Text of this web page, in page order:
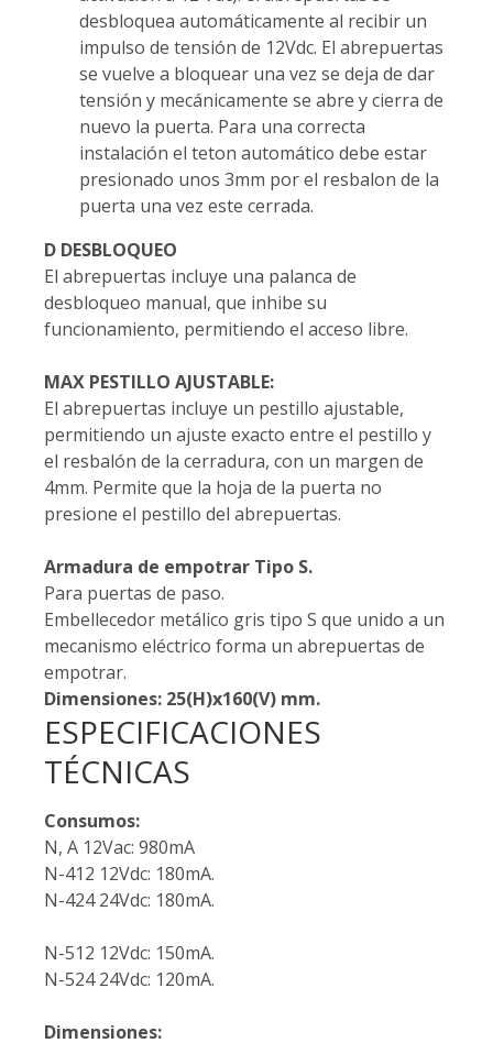
desbloquea automáticamente al recibir un
impulso de tensión de 12Vdc. El abrepuertas
se vuelve a bloquear una vez se deja de dar
tensión y mecánicamente se abre y cierra de
nuevo la puerta. Para una correcta
instalación el teton automático debe estar
presionado unos 3mm por el resbalon de la
puerta una vez este cerrada.
D DESBLOQUEO
El abrepuertas incluye una palanca de
desbloqueo manual, que inhibe su
funcionamiento, permitiendo el acceso libre.
MAX PESTILLO AJUSTABLE:
El abrepuertas incluye un pestillo ajustable,
permitiendo un ajuste exacto entre el pestillo y
el resbalón de la cerradura, con un margen de
4mm. Permite que la hoja de la puerta no
presione el pestillo del abrepuertas.
Armadura de empotrar Tipo S.
Para puertas de paso.
Embellecedor metálico gris tipo S que unido a un
mecanismo eléctrico forma un abrepuertas de
empotrar.
Dimensiones: 25(H)x160(V) mm.
ESPECIFICACIONES
TÉCNICAS
Consumos:
N, A 12Vac: 980mA
N-412 12Vdc: 180mA.
N-424 24Vdc: 180mA.
N-512 12Vdc: 150mA.
N-524 24Vdc: 120mA.
Dimensiones: